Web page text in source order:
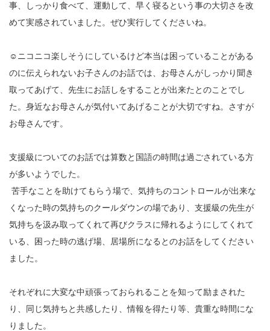
事、しっかり食べて、運動して、早く寝るという事の大切さを改
めて実感されていました。ぜひ実行してくださいね。
☺ニコニコ楽しそうにしているけど本当は困っていることがある
のに伝えられないお子さんのお話では、お母さんがしっかり聞き
取ってあげて、先生にお話しをすることが出来たとのことでし
た。身近なお母さんが気付いてあげることが大切ですね。さすが
お母さんです。
支援級についてのお話では算数と国語の時間は過ごされている方
が多いようでした。
苦手なことを助けてもらう場で、気持ちのコントロールが出来な
くなった時の気持ちのクールダウンの場であり、支援級の先生が
気持ちを汲み取ってくれて再びクラスに帰れるようにしてくれて
いる、困った時の逃げ場、居場所になるとのお話をしてください
ました。
それぞれに大変な中頑張っておられることを知って励まされた
り、同じ気持ちと共感したり、情報を得たり等、貴重な時間にな
りました。